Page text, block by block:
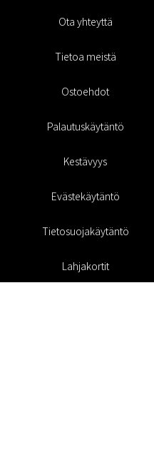
Ota yhteyttä
Tietoa meistä
Ostoehdot
Palautuskäytäntö
Kestävyys
Evästekäytäntö
Tietosuojakäytäntö
Lahjakortit